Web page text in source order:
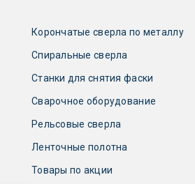
Корончатые сверла по металлу
Спиральные сверла
Станки для снятия фаски
Сварочное оборудование
Рельсовые сверла
Ленточные полотна
Товары по акции